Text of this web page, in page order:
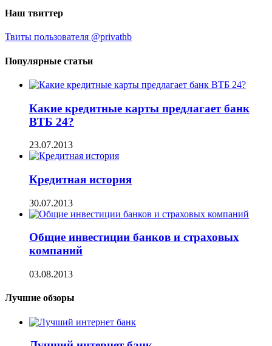
Наш твиттер
Твиты пользователя @privathb
Популярные статьи
Какие кредитные карты предлагает банк
ВТБ 24?
23.07.2013
Кредитная история
30.07.2013
Общие инвестиции банков и страховых
компаний
03.08.2013
Лучшие обзоры